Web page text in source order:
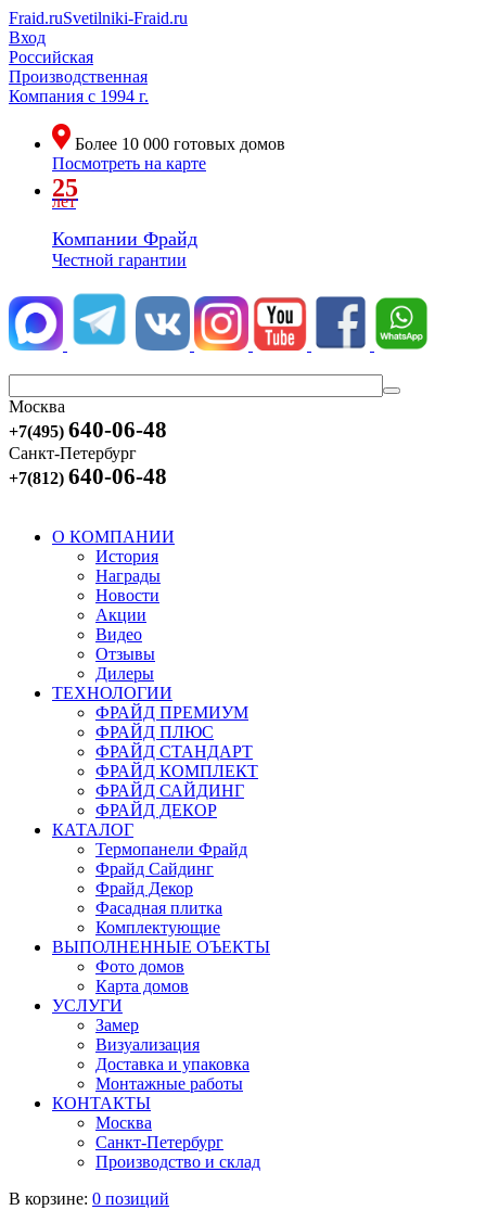
Fraid.ruSvetilniki-Fraid.ru
Вход
Российская
Производственная
Компания с 1994 г.
Более 10 000 готовых домов
Посмотреть на карте
25
лет
Компании Фрайд
Честной гарантии
Москва
+7(495) 640-06-48
Санкт-Петербург
+7(812) 640-06-48
О КОМПАНИИ
История
Награды
Новости
Акции
Видео
Отзывы
Дилеры
ТЕХНОЛОГИИ
ФРАЙД ПРЕМИУМ
ФРАЙД ПЛЮС
ФРАЙД СТАНДАРТ
ФРАЙД КОМПЛЕКТ
ФРАЙД САЙДИНГ
ФРАЙД ДЕКОР
КАТАЛОГ
Термопанели Фрайд
Фрайд Сайдинг
Фрайд Декор
Фасадная плитка
Комплектующие
ВЫПОЛНЕННЫЕ ОЪЕКТЫ
Фото домов
Карта домов
УСЛУГИ
Замер
Визуализация
Доставка и упаковка
Монтажные работы
КОНТАКТЫ
Москва
Санкт-Петербург
Производство и склад
В корзине: 0 позиций